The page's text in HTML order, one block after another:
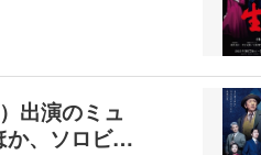
出演のミュ
か、ソロビ…